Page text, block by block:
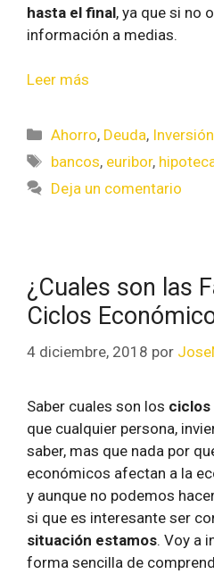
hasta el final, ya que si no
información a medias.
Leer más
Ahorro, Deuda, Inversión
bancos, euribor,
Deja un comentario
¿Cuales son las
Ciclos
4 diciembre, 2018 por
Saber cuales son los ciclos
que cualquier persona,
saber, mas que nada por
económicos afectan a la
y aunque no podemos
si que es interesante ser
situación estamos. Voy a
forma sencilla de